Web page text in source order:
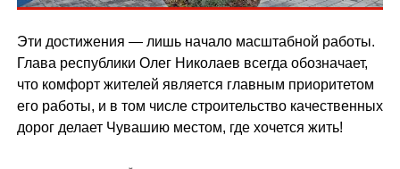
Эти достижения — лишь начало масштабной работы.
Глава республики Олег Николаев всегда обозначает,
что комфорт жителей является главным приоритетом
его работы, и в том числе строительство качественных
дорог делает Чувашию местом, где хочется жить!